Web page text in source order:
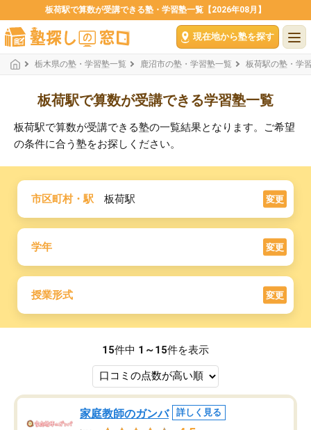
板荷駅で算数が受講できる塾・学習塾一覧【2026年08月】
現在地から塾を探す
栃木県の塾・学習塾一覧 鹿沼市の塾・学習塾一覧 板荷駅の塾・学
板荷駅で算数が受講できる学習塾一覧
板荷駅で算数が受講できる塾の一覧結果となります。ご希望
の条件に合う塾をお探しください。
市区町村・駅 板荷駅 変更
学年 変更
授業形式 変更
15件中 1～15件を表示
家庭教師のガンバ 詳しく見る